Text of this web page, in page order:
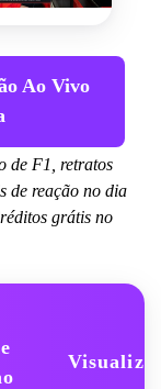
Ao Vivo
de F1, retratos
de reação no dia
grátis no